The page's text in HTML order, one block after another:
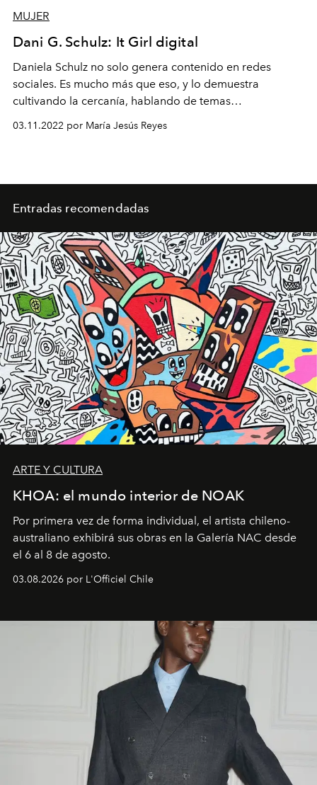
MUJER
Dani G. Schulz: It Girl digital
Daniela Schulz no solo genera contenido en redes
sociales. Es mucho más que eso, y lo demuestra
cultivando la cercanía, hablando de temas
restricciones.
03.11.2022 por María Jesús Reyes
Entradas recomendadas
ARTE Y CULTURA
KHOA: el mundo interior de NOAK
Por primera vez de forma individual, el artista chileno-
australiano exhibirá sus obras en la Galería NAC desde
el 6 al 8 de agosto.
03.08.2026 por L'Officiel Chile